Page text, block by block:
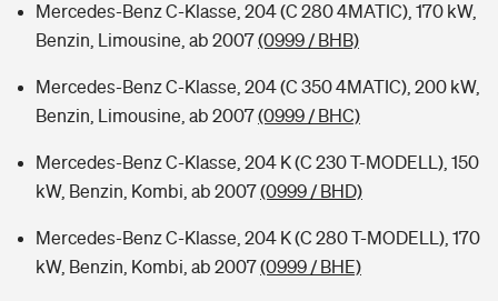
Mercedes-Benz C-Klasse, 204 (C 280 4MATIC), 170 kW,
Benzin, Limousine, ab 2007(0999 / BHB)
Mercedes-Benz C-Klasse, 204 (C 350 4MATIC), 200 kW,
Benzin, Limousine, ab 2007(0999 / BHC)
Mercedes-Benz C-Klasse, 204 K (C 230 T-MODELL), 150
kW, Benzin, Kombi, ab 2007(0999 / BHD)
Mercedes-Benz C-Klasse, 204 K (C 280 T-MODELL), 170
kW, Benzin, Kombi, ab 2007(0999 / BHE)